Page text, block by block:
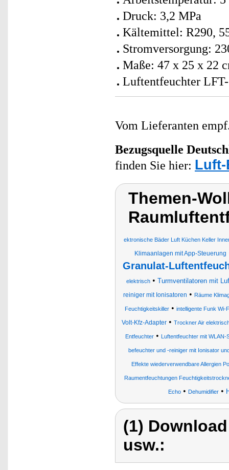
Druck: 3,2 MPa
Kältemittel: R290,
Stromversorgung:
Maße: 47 x 25 x 22
Luftentfeuchter
Vom Lieferanten
Bezugsquelle
finden Sie hier:
Themen-
ektronische Bäder Luft Küchen Keller
Klimaanlagen mit App-Steuerung
Granulat-
elektrisch • Turmventilatoren mit
reiniger mit Ionisatoren • Räume
Feuchtigkeitskiller• intelligente Funk Wi-
Volt-Kfz-Adapter • Trockner Air
Entfeuchter • Luftentfeuchter mit WLAN-
befeuchter und -reiniger mit Ionisator
Effekte wiederverwendbare Allergien
Raumentfeuchtungen
Echo • Dehumidifier •
(1)
usw.: